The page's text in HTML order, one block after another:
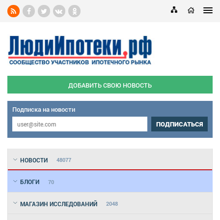
ДОБАВИТЬ СВОЮ НОВОСТЬ
Подписка на новости
ПОДПИСАТЬСЯ
НОВОСТИ 48077
БЛОГИ 70
МАГАЗИН ИССЛЕДОВАНИЙ 2048